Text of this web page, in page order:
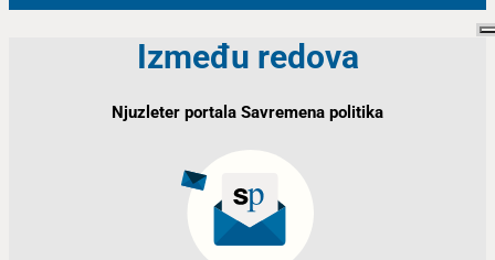
Između redova
Njuzleter portala Savremena politika